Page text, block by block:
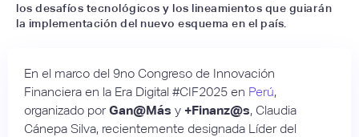
los desafíos tecnológicos y los lineamientos que guiarán
la implementación del nuevo esquema en el país.
En el marco del 9no Congreso de Innovación
Financiera en la Era Digital #CIF2025 en Perú,
organizado porGan@Más y +Finanz@s, Claudia
Cánepa Silva, recientemente designada Líder del